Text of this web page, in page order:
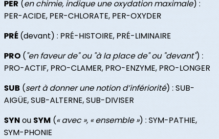
PER (en chimie, indique une oxydation maximale) :
PER-ACIDE, PER-CHLORATE, PER-OXYDER
PRÉ (devant) : PRÉ-HISTOIRE, PRÉ-LIMINAIRE
PRO ("en faveur de" ou "à la place de" ou "devant") :
PRO-ACTIF, PRO-CLAMER, PRO-ENZYME, PRO-LONGER
SUB (sert à donner une notion d’infériorité) : SUB-
AIGÜE, SUB-ALTERNE, SUB-DIVISER
SYN ou SYM (« avec », « ensemble ») : SYM-PATHIE,
SYM-PHONIE